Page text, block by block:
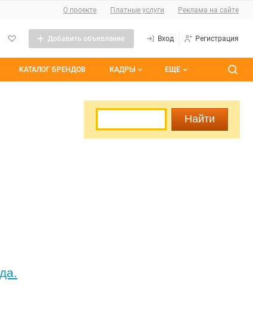
О сайте
О проекте Платные услуги Реклама на сайте
Добавить объявление Вход Регистрация
КАТАЛОГ БРЕНДОВ КАДРЫ ЕЩЕ